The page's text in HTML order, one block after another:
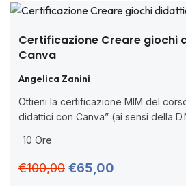
Certificazione Creare giochi
Canva
Angelica Zanini
Ottieni la certificazione MIM del
didattici con Canva” (ai sensi della
strategie pratiche e...
10 Ore
€100,00 €65,00